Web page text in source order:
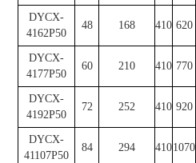
DYCX-
4162P50
48 168 410 620
DYCX-
4177P50
60 210 410 770
DYCX-
4192P50
72 252 410 920
DYCX-
41107P50
84 294 4101070